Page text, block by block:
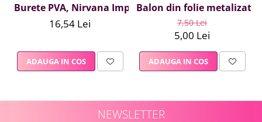
Burete PVA, Nirvana Impex, 1 buc, mov
16,54 Lei
ADAUGA IN COS
Balon din folie metalizata
7,50 Lei
5,00 Lei
ADAUGA IN COS
NEWSLETTER